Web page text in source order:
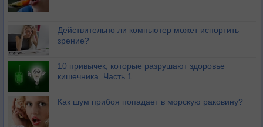
Действительно ли компьютер может испортить
зрение?
10 привычек, которые разрушают здоровье
кишечника. Часть 1
Как шум прибоя попадает в морскую раковину?